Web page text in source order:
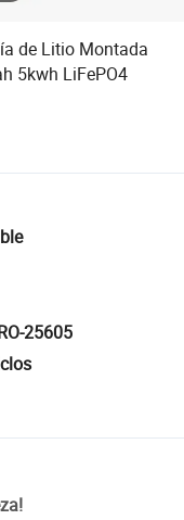
de Litio Montada
5kwh LiFePO4
25605
!